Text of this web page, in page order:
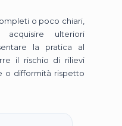
o poco chiari,
ulteriori
la pratica al
il rischio di rilievi
o difformità rispetto